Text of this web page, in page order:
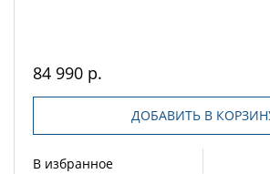
84 990 р.
ДОБАВИТЬ В
В избранное